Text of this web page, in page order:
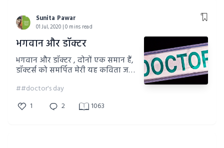
Sunita Pawar
01 Jul, 2020 | 0 mins read
भगवान और डॉक्टर
भगवान और डॉक्टर , दोनों एक समान हैं,
डॉक्टर्स को समर्पित मेरी यह कविता जरूर
##doctor's day
1
2 1063